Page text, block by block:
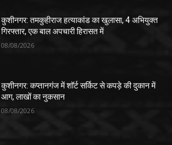
कुशीनगर: तमकुहीराज हत्याकांड का खुलासा, 4 अभियुक्त
गिरफ्तार, एक बाल अपचारी हिरासत में
08/08/2026
कुशीनगर: कप्तानगंज में शॉर्ट सर्किट से कपड़े की दुकान में
आग, लाखों का नुकसान
08/08/2026